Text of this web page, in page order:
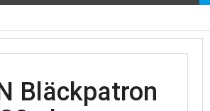
Bläckpatron